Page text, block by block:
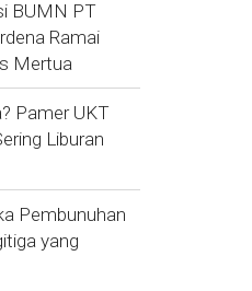
BUMN PT
Ramai
Mertua
Pamer UKT
Liburan
Pembunuhan
yang